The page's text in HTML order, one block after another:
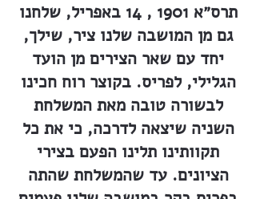
תרס״א 1901 , 14 באפריל, שלחנו
גם מן המושבה שלנו ציר, שילך,
יחד עם שאר הצירים מן הועד
הגלילי, לפריס. בקוצר רוח חכינו
לבשורה טובה מאת המשלחת
השניה שיצאה לדרכה, כי את כל
תקוותינו תלינו הפעם בצירי
הציונים. עד שהמשלחת שהתה